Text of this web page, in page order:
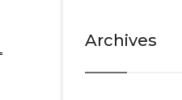
Archives